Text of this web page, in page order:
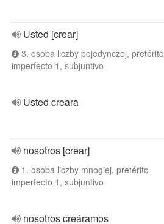
Usted [crear]
3. osoba liczby pojedynczej, pretérito
imperfecto 1, subjuntivo
Usted creara
nosotros [crear]
1. osoba liczby mnogiej, pretérito
imperfecto 1, subjuntivo
nosotros creáramos